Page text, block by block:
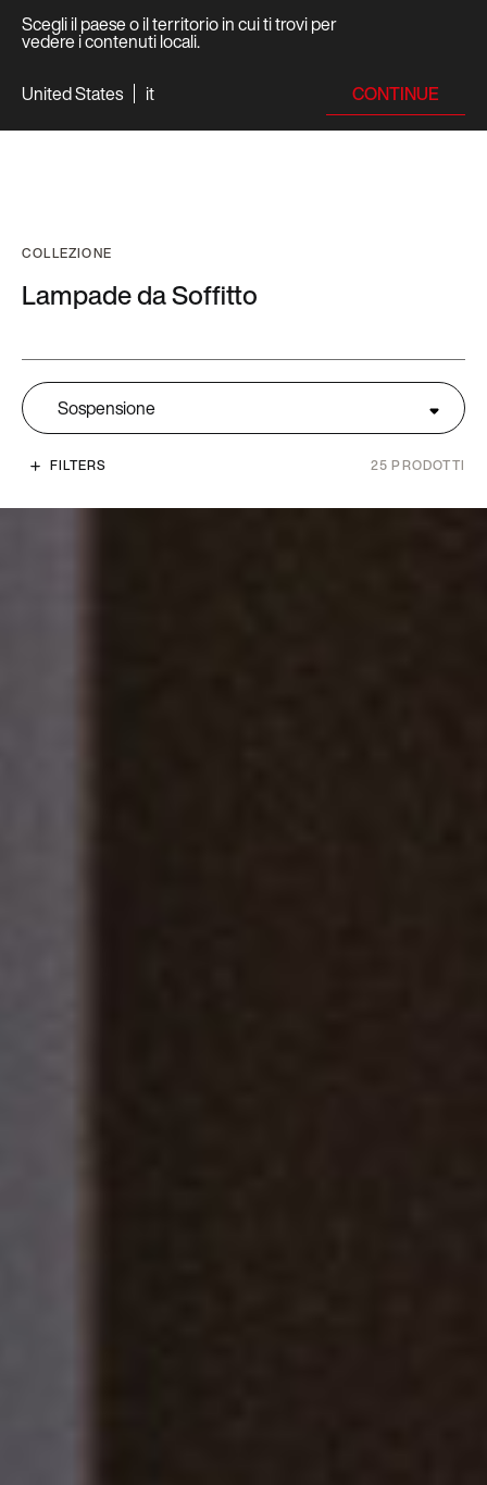
Scegli il paese o il territorio in cui ti trovi per
vedere i contenuti locali.
United States
it CONTINUE
COLLEZIONE
Lampade daSoffitto
Sospensione
FILTERS 25 PRODOTTI